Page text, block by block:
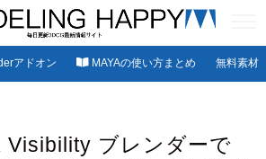
アドオン MAYAの使い方まとめ 無料素材
Visibility ブレンダーで